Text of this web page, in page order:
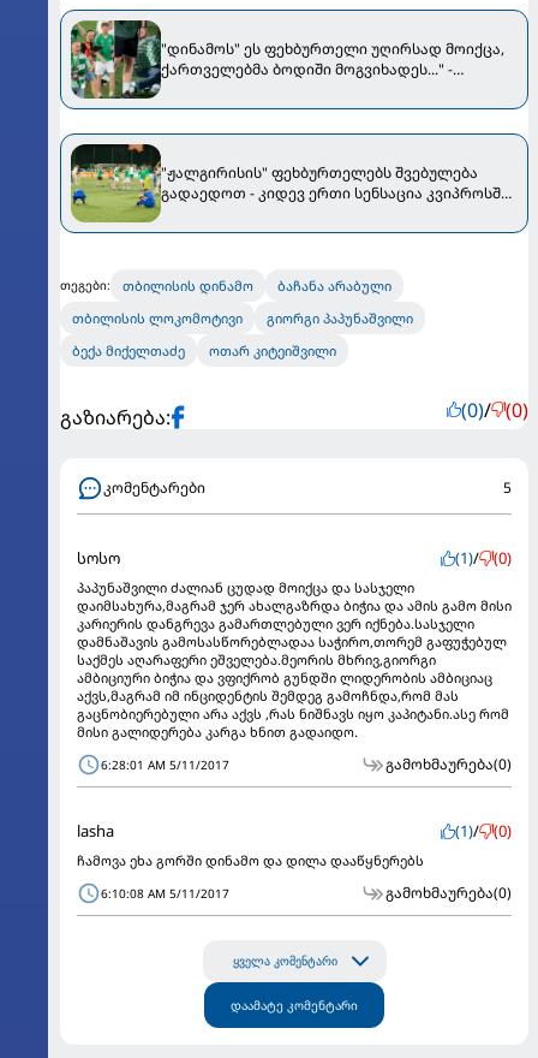
"დინამოს" ეს ფეხბურთელი უღირსად მოიქცა,
ქართველებმა ბოდიში მოგვიხადეს..." -
ავრცელებს
"ჟალგირისის" ფეხბურთელებს შვებულება
გადაედოთ - კიდევ ერთი სენსაცია კვიპროსში
თეგები: თბილისის დინამო
ბაჩანა არაბული
თბილისის ლოკომოტივი
გიორგი პაპუნაშვილი
ბექა მიქელთაძე
ოთარ კიტეიშვილი
გაზიარება: (0)/ (0)
კომენტარები 5
სოსო (1)/ (0)
პაპუნაშვილი ძალიან ცუდად მოიქცა და სასჯელი
დაიმსახურა,მაგრამ ჯერ ახალგაზრდა ბიჭია და ამის გამო მისი
კარიერის დანგრევა გამართლებული ვერ იქნება.სასჯელი
დამნაშავის გამოსასწორებლადაა საჭირო,თორემ გაფუჭებულ
საქმეს აღარაფერი ეშველება.მეორის მხრივ,გიორგი
ამბიციური ბიჭია და ვფიქრობ გუნდში ლიდერობის ამბიციაც
აქვს,მაგრამ იმ ინციდენტის შემდეგ გამოჩნდა,რომ მას
გაცნობიერებული არა აქვს ,რას ნიშნავს იყო კაპიტანი.ასე რომ
მისი გალიდერება კარგა ხნით გადაიდო.
6:28:01 AM 5/11/2017 გამოხმაურება(0)
lasha (1)/ (0)
ჩამოვა ეხა გორში დინამო და დილა დააწყნერებს
6:10:08 AM 5/11/2017 გამოხმაურება(0)
ყველა კომენტარი
დაამატე კომენტარი